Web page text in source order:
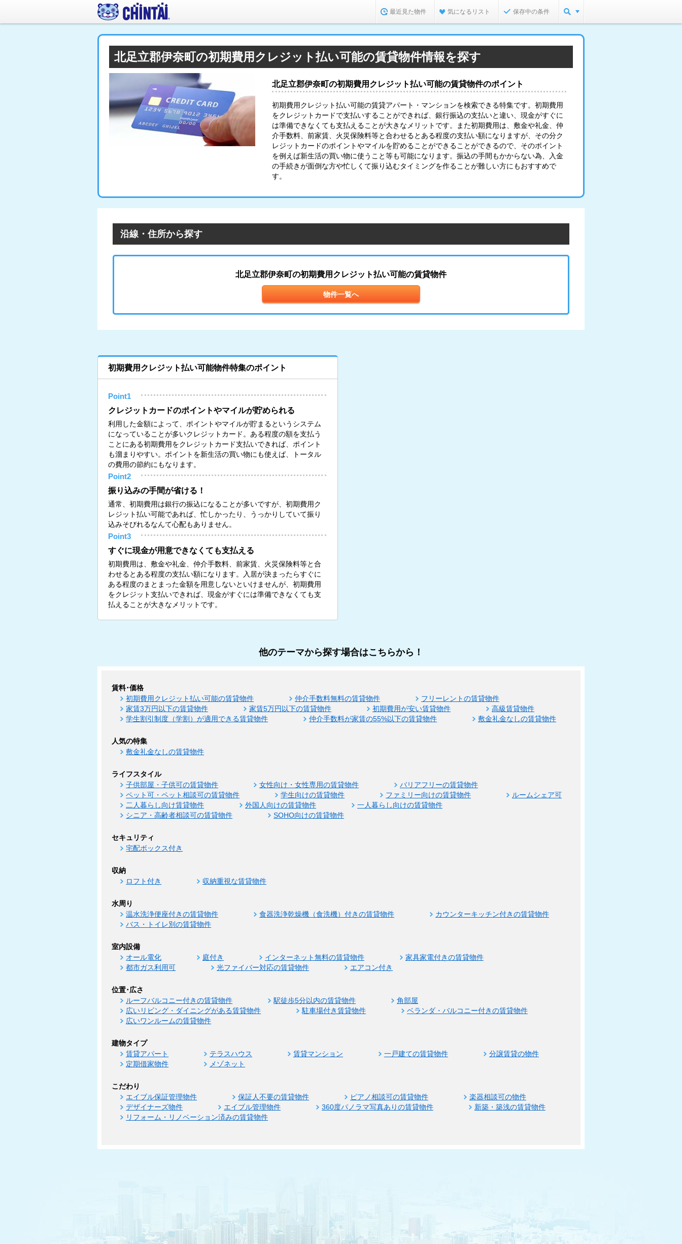
最近見た物件 気になるリスト 保存中の条件
北足立郡伊奈町の初期費用クレジット払い可能の賃貸物件情報を探す
北足立郡伊奈町の初期費用クレジット払い可能の賃貸物件のポイント
初期費用クレジット払い可能の賃貸アパート・マンションを検索できる特集です。初期費用
をクレジットカードで支払いすることができれば、銀行振込の支払いと違い、現金がすぐに
は準備できなくても支払えることが大きなメリットです。また初期費用は、敷金や礼金、仲
介手数料、前家賃、火災保険料等と合わせるとある程度の支払い額になりますが、その分ク
レジットカードのポイントやマイルを貯めることができることができるので、そのポイント
を例えば新生活の買い物に使うこと等も可能になります。振込の手間もかからない為、入金
の手続きが面倒な方や忙しくて振り込むタイミングを作ることが難しい方にもおすすめで
す。
沿線・住所から探す
北足立郡伊奈町の初期費用クレジット払い可能の賃貸物件
物件一覧へ
初期費用クレジット払い可能物件特集のポイント
Point1
クレジットカードのポイントやマイルが貯められる
利用した金額によって、ポイントやマイルが貯まるというシステム
になっていることが多いクレジットカード。ある程度の額を支払う
ことにある初期費用をクレジットカード支払いできれば、ポイント
も溜まりやすい。ポイントを新生活の買い物にも使えば、トータル
の費用の節約にもなります。
Point2
振り込みの手間が省ける！
通常、初期費用は銀行の振込になることが多いですが、初期費用ク
レジット払い可能であれば、忙しかったり、うっかりしていて振り
込みそびれるなんて心配もありません。
Point3
すぐに現金が用意できなくても支払える
初期費用は、敷金や礼金、仲介手数料、前家賃、火災保険料等と合
わせるとある程度の支払い額になります。入居が決まったらすぐに
ある程度のまとまった金額を用意しないといけませんが、初期費用
をクレジット支払いできれば、現金がすぐには準備できなくても支
払えることが大きなメリットです。
他のテーマから探す場合はこちらから！
賃料･価格
初期費用クレジット払い可能の賃貸物件 仲介手数料無料の賃貸物件
フリーレントの賃貸物件
家賃3万円以下の賃貸物件
家賃5万円以下の賃貸物件 初期費用が安い賃貸物件
高級賃貸物件
学生割引制度（学割）が適用できる賃貸物件
仲介手数料が家賃の55%以下の賃貸物件 敷金礼金なしの賃貸物件
人気の特集
敷金礼金なしの賃貸物件
ライフスタイル
子供部屋・子供可の賃貸物件 女性向け・女性専用の賃貸物件
バリアフリーの賃貸物件
ペット可・ペット相談可の賃貸物件
学生向けの賃貸物件 ファミリー向けの賃貸物件
ルームシェア可
二人暮らし向け賃貸物件
外国人向けの賃貸物件
一人暮らし向けの賃貸物件
シニア・高齢者相談可の賃貸物件
SOHO向けの賃貸物件
セキュリティ
宅配ボックス付き
収納
ロフト付き 収納重視な賃貸物件
水周り
温水洗浄便座付きの賃貸物件 食器洗浄乾燥機（食洗機）付きの賃貸物件
カウンターキッチン付きの賃貸物件
バス・トイレ別の賃貸物件
室内設備
オール電化 庭付き インターネット無料の賃貸物件
家具家電付きの賃貸物件
都市ガス利用可
光ファイバー対応の賃貸物件 エアコン付き
位置･広さ
ルーフバルコニー付きの賃貸物件 駅徒歩5分以内の賃貸物件
角部屋
広いリビング・ダイニングがある賃貸物件
駐車場付き賃貸物件
ベランダ・バルコニー付きの賃貸物件
広いワンルームの賃貸物件
建物タイプ
賃貸アパート テラスハウス 賃貸マンション 一戸建ての賃貸物件
分譲賃貸の物件
定期借家物件
メゾネット
こだわり
エイブル保証管理物件 保証人不要の賃貸物件 ピアノ相談可の賃貸物件
楽器相談可の物件
デザイナーズ物件
エイブル管理物件 360度パノラマ写真ありの賃貸物件
新築・築浅の賃貸物件
リフォーム・リノベーション済みの賃貸物件